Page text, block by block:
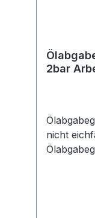
2bar
nicht
Ölabgabegerät • Mit